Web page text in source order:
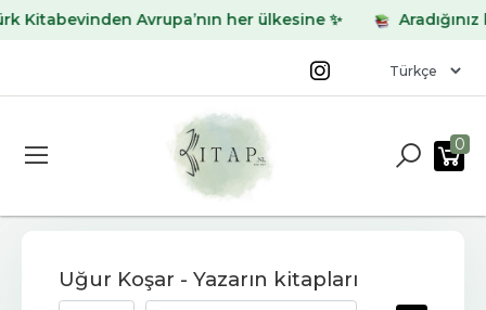
Avrupa’nın her ülkesine ✨ Aradığınız kitabı
0
Uğur Koşar - Yazarın kitapları